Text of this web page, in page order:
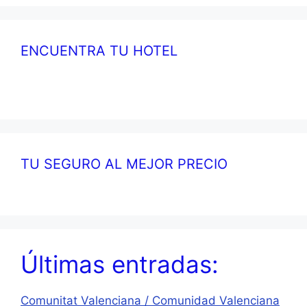
ENCUENTRA TU HOTEL
TU SEGURO AL MEJOR PRECIO
Últimas entradas:
Comunitat Valenciana / Comunidad Valenciana